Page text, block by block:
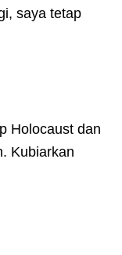
saya tetap
Holocaust dan
Kubiarkan